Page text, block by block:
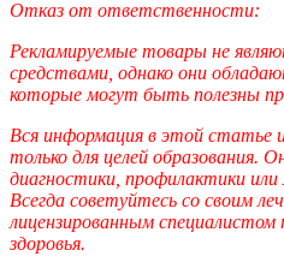
Отказ от ответственности:
Рекламируемые товары не
средствами, однако они
которые могут быть полезны
Вся информация в этой статье
только для целей образования.
диагностики, профилактики или
Всегда советуйтесь со своим
лицензированным специалистом
здоровья.